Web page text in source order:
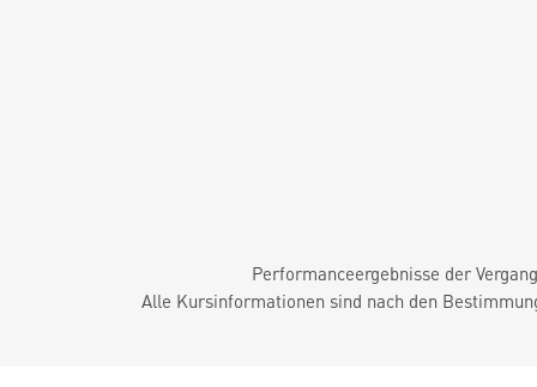
Performanceergebnisse der
Alle Kursinformationen sind nach den